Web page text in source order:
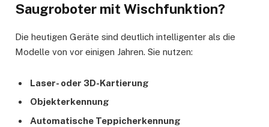
Saugroboter mit Wischfunktion?
Die heutigen Geräte sind deutlich intelligenter als die
Modelle von vor einigen Jahren. Sie nutzen:
Laser- oder 3D-Kartierung
Objekterkennung
Automatische Teppicherkennung